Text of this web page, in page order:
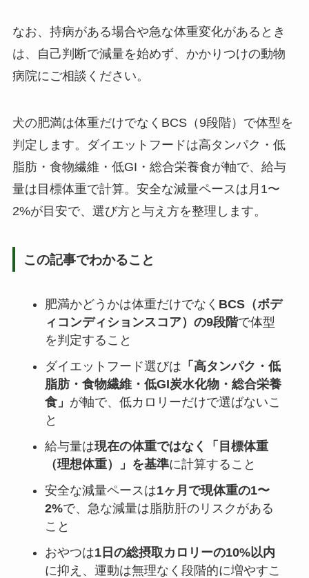
なお、持病がある場合や急な体重変化があるとき
は、自己判断で減量を始めず、かかりつけの動物
病院にご相談ください。
犬の肥満は体重だけでなくBCS（9段階）で体型を
判定します。ダイエットフードは高タンパク・低
脂肪・食物繊維・低GI・総合栄養食が軸で、給与
量は目標体重で計算。安全な減量ペースは月1〜
2%が目安で、選び方と与え方を整理します。
この記事でわかること
肥満かどうかは体重だけでなく BCS（ボデ
ィコンディションスコア）の9段階で体型
を判定すること
ダイエットフード選びは 「高タンパク・低
脂肪・食物繊維・低GI炭水化物・総合栄養
食」 が軸で、低カロリーだけで選ばないこ
と
給与量は現在の体重ではなく「目標体重
（理想体重）」を基準に計算すること
安全な減量ペースは1ヶ月で現体重の1〜
2%で、急な減量は脂肪肝のリスクがある
こと
おやつは1日の総摂取カロリーの10%以内
に抑え、運動は無理なく段階的に増やすこ